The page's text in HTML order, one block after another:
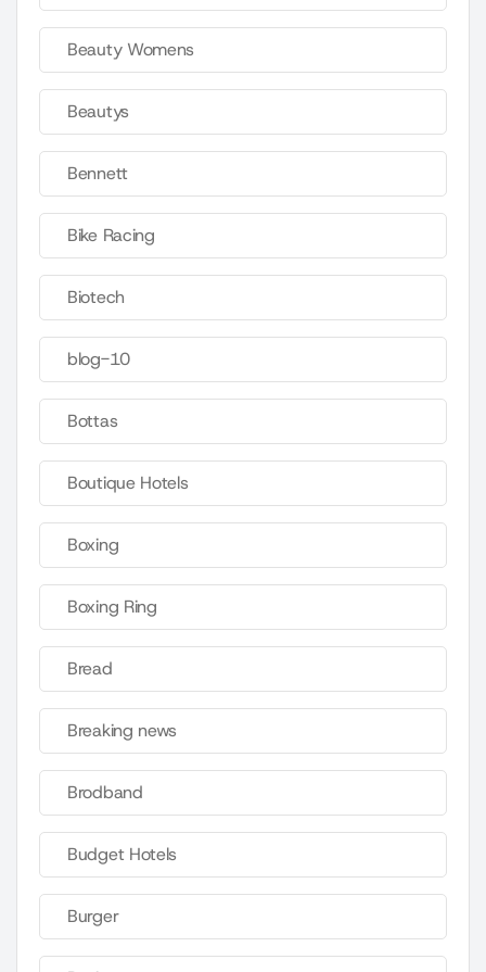
Beauty Womens
Beautys
Bennett
Bike Racing
Biotech
blog-10
Bottas
Boutique Hotels
Boxing
Boxing Ring
Bread
Breaking news
Brodband
Budget Hotels
Burger